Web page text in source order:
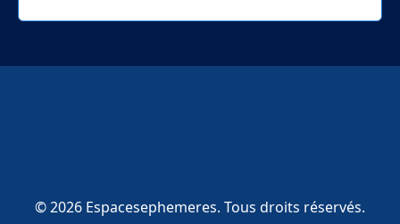
© 2026 Espacesephemeres. Tous droits réservés.